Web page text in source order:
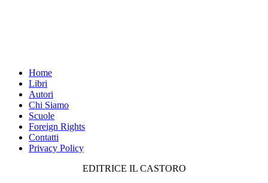
Home
Libri
Autori
Chi Siamo
Scuole
Foreign Rights
Contatti
Privacy Policy
EDITRICE IL CASTORO